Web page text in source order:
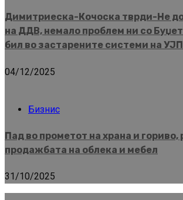
Димитриеска-Кочоска тврди-Не
на ДДВ, немало проблем ни со
бил во застарените системи на УЈП
04/12/2025
Бизнис
Пад во прометот на храна и гориво,
продажбата на облека и мебел
31/10/2025